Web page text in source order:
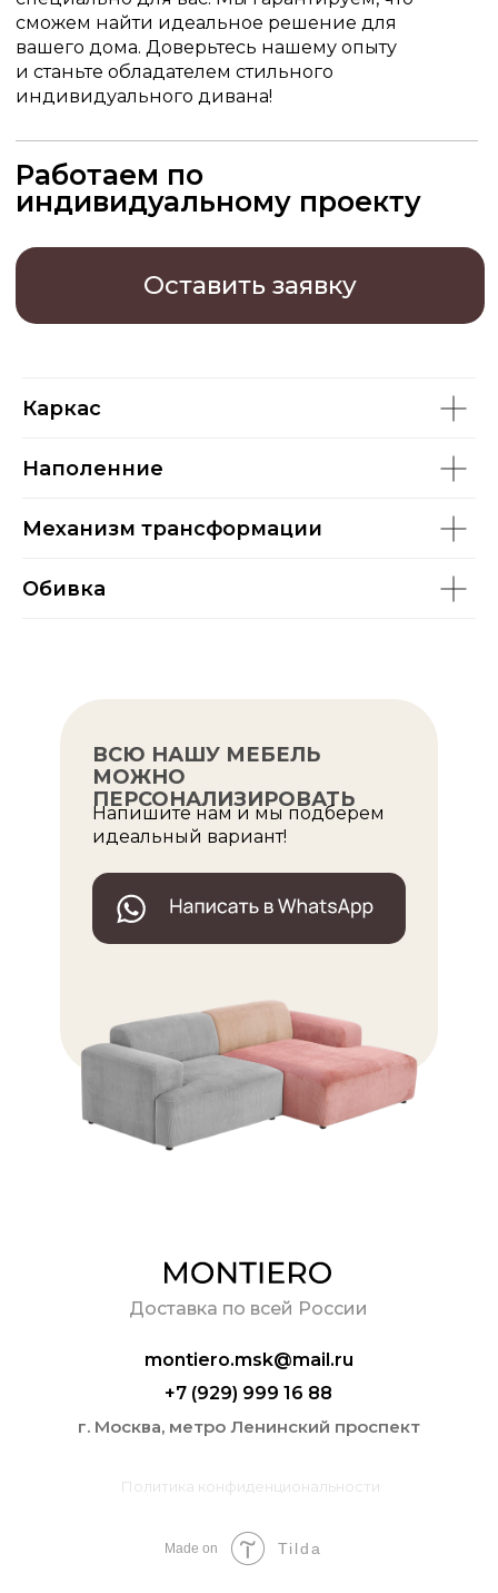
Оставить заявку
Каркас
Наполенние
Механизм трансформации
Обивка
ВСЮ НАШУ МЕБЕЛЬ
МОЖНО
ПЕРСОНАЛИЗИРОВАТЬ
Напишите нам и мы подберем
идеальный вариант!
Доставка по всей России
+7 (929) 999 16 88
montiero.msk@mail.ru
г. Москва, метро Ленинский проспект
Политика конфиденциональности
ДИВАНЫ
ДИВАН
МОДЕЛИ
Made on Tilda